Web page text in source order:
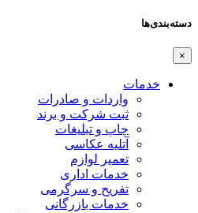
دسته‌بندی‌ها
×
خدمات
واردات و صادرات
ثبت شرکت و برند
چاپ و تبلیغات
آتلیه عکاسی
تعمیر لوازم
خدمات اداری
تفریح و سرگرمی
خدمات بازرگانی